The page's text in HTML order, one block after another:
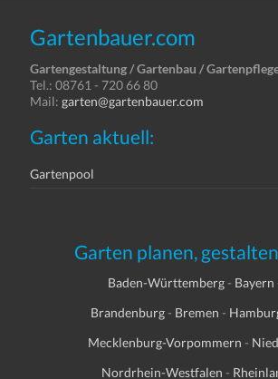
Gartenbauer.com
Gartengestaltung / Gartenbau /
Tel.: 08761 - 720 66 80
Mail:garten@gartenbauer.com
Garten aktuell:
Gartenpool
Garten planen,
Baden-Württemberg- Bayern
Brandenburg- Bremen -
Mecklenburg-Vorpommern -
Nordrhein-Westfalen -